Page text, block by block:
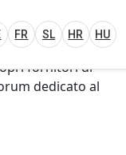
Planning
Italy,
di
in Slovenia,
fornitori di
dedicato al
FR SL HR HU